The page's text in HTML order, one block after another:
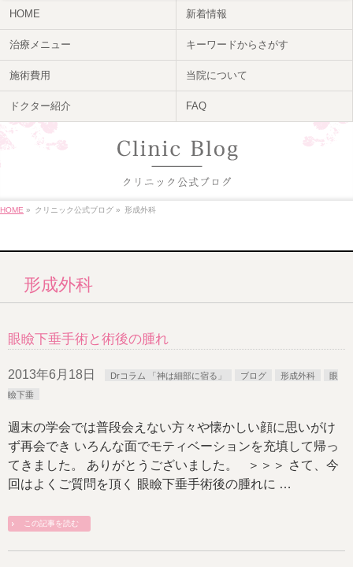
HOME 新着情報
治療メニュー キーワードからさがす
施術費用 当院について
ドクター紹介 FAQ
HOME » クリニック公式ブログ » 形成外科
形成外科
眼瞼下垂手術と術後の腫れ
2013年6月18日 Drコラム 「神は細部に宿る」 ブログ 形成外科
眼
瞼下垂
週末の学会では普段会えない方々や懐かしい顔に思いがけ
ず再会でき いろんな面でモティベーションを充填して帰っ
てきました。 ありがとうございました。 ＞＞＞ さて、今
回はよくご質問を頂く 眼瞼下垂手術後の腫れに …
この記事を読む